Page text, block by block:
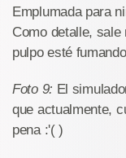
Emplumada para
Como detalle,
pulpo esté
Foto 9: El
que actualmente,
pena :'( )